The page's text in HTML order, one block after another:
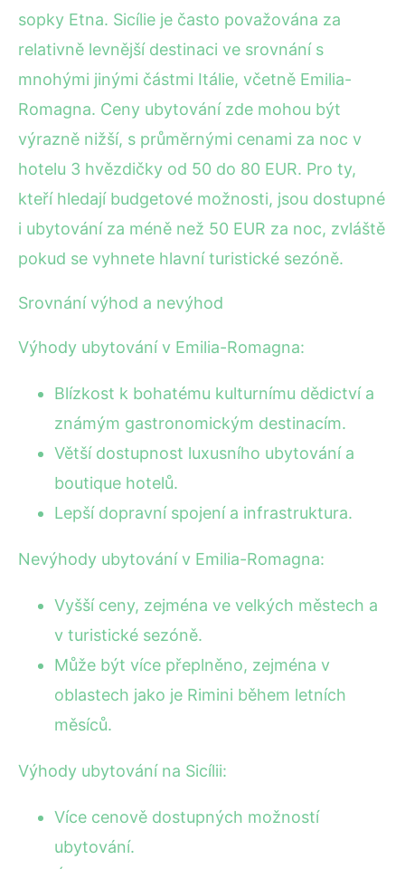
sopky Etna. Sicílie je často považována za
relativně levnější destinaci ve srovnání s
mnohými jinými částmi Itálie, včetně Emilia-
Romagna. Ceny ubytování zde mohou být
výrazně nižší, s průměrnými cenami za noc v
hotelu 3 hvězdičky od 50 do 80 EUR. Pro ty,
kteří hledají budgetové možnosti, jsou dostupné
i ubytování za méně než 50 EUR za noc, zvláště
pokud se vyhnete hlavní turistické sezóně.
Srovnání výhod a nevýhod
Výhody ubytování v Emilia-Romagna:
Blízkost k bohatému kulturnímu dědictví a
známým gastronomickým destinacím.
Větší dostupnost luxusního ubytování a
boutique hotelů.
Lepší dopravní spojení a infrastruktura.
Nevýhody ubytování v Emilia-Romagna:
Vyšší ceny, zejména ve velkých městech a
v turistické sezóně.
Může být více přeplněno, zejména v
oblastech jako je Rimini během letních
měsíců.
Výhody ubytování na Sicílii:
Více cenově dostupných možností
ubytování.